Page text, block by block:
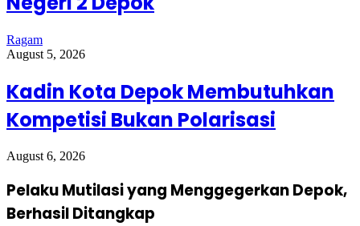
Ragam
August 5, 2026
Kadin Kota Depok Membutuhkan
Kompetisi Bukan Polarisasi
August 6, 2026
Pelaku Mutilasi yang Menggegerkan Depok,
Berhasil Ditangkap